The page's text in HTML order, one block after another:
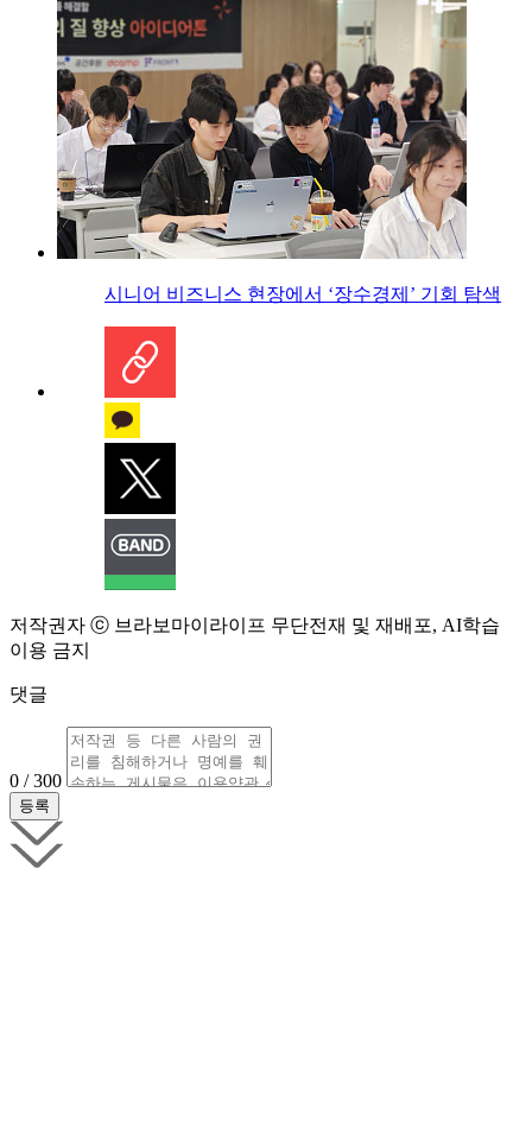
시니어 비즈니스 현장에서 ‘장수경제’ 기회 탐색
저작권자 ⓒ 브라보마이라이프 무단전재 및 재배포, AI학습
이용 금지
댓글
0 / 300